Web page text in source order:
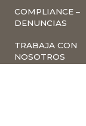
COMPLIANCE –
DENUNCIAS
TRABAJA CON
NOSOTROS